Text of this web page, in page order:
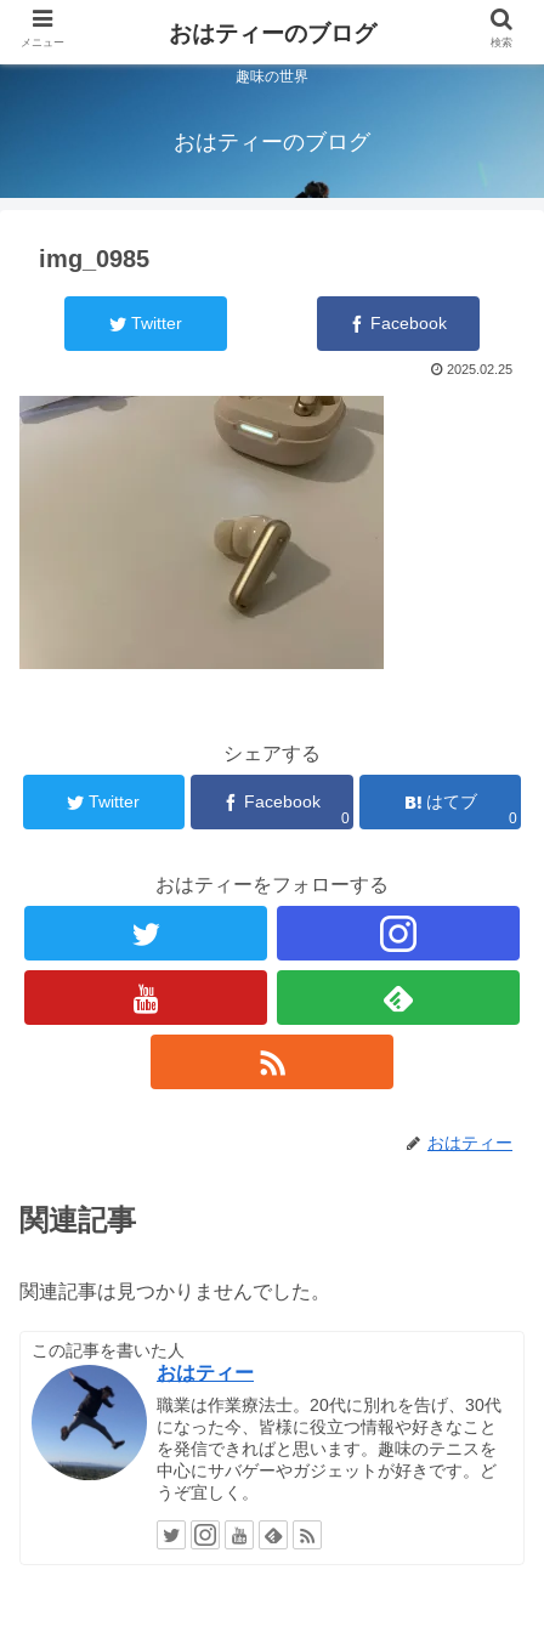
趣味の世界
おはティーのブログ
img_0985
Twitter Facebook
2025.02.25
シェアする
Twitter Facebook
0
はてブ
0
おはティーをフォローする
おはティー
関連記事
関連記事は見つかりませんでした。
この記事を書いた人
おはティー
職業は作業療法士。20代に別れを告げ、30代
になった今、皆様に役立つ情報や好きなこと
を発信できればと思います。趣味のテニスを
中心にサバゲーやガジェットが好きです。ど
うぞ宜しく。
メニュー おはティーのブログ 検索